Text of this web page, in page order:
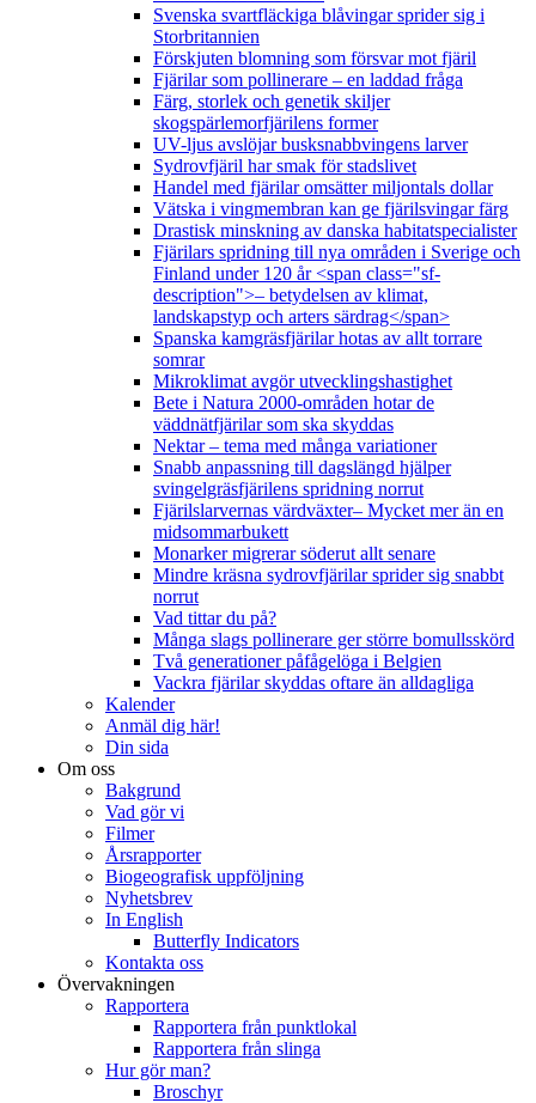
Svenska svartfläckiga blåvingar sprider sig i
Storbritannien
Förskjuten blomning som försvar mot fjäril
Fjärilar som pollinerare – en laddad fråga
Färg, storlek och genetik skiljer
skogspärlemorfjärilens former
UV-ljus avslöjar busksnabbvingens larver
Sydrovfjäril har smak för stadslivet
Handel med fjärilar omsätter miljontals dollar
Vätska i vingmembran kan ge fjärilsvingar färg
Drastisk minskning av danska habitatspecialister
Fjärilars spridning till nya områden i Sverige och
Finland under 120 år <span class="sf-
description">– betydelsen av klimat,
landskapstyp och arters särdrag</span>
Spanska kamgräsfjärilar hotas av allt torrare
somrar
Mikroklimat avgör utvecklingshastighet
Bete i Natura 2000-områden hotar de
väddnätfjärilar som ska skyddas
Nektar – tema med många variationer
Snabb anpassning till dagslängd hjälper
svingelgräsfjärilens spridning norrut
Fjärilslarvernas värdväxter– Mycket mer än en
midsommarbukett
Monarker migrerar söderut allt senare
Mindre kräsna sydrovfjärilar sprider sig snabbt
norrut
Vad tittar du på?
Många slags pollinerare ger större bomullsskörd
Två generationer påfågelöga i Belgien
Vackra fjärilar skyddas oftare än alldagliga
Kalender
Anmäl dig här!
Din sida
Om oss
Bakgrund
Vad gör vi
Filmer
Årsrapporter
Biogeografisk uppföljning
Nyhetsbrev
In English
Butterfly Indicators
Kontakta oss
Övervakningen
Rapportera
Rapportera från punktlokal
Rapportera från slinga
Hur gör man?
Broschyr